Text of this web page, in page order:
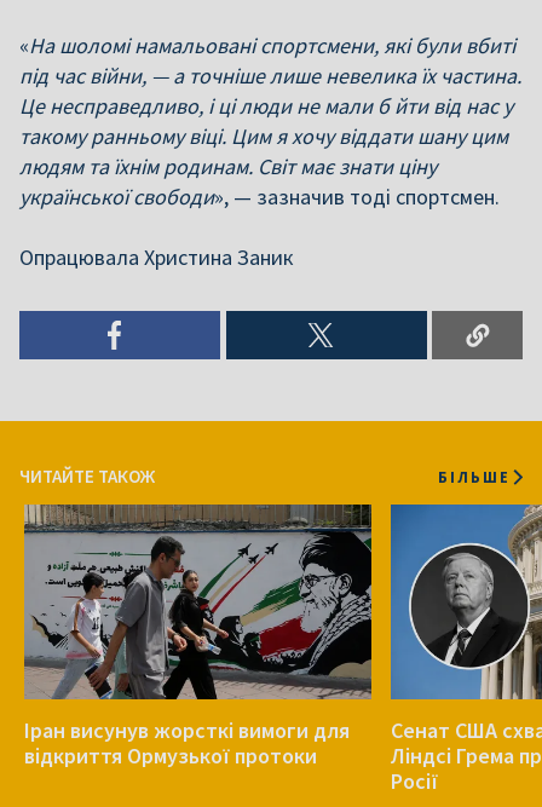
«На шоломі намальовані спортсмени, які були вбиті
під час війни, — а точніше лише невелика їх частина.
Це несправедливо, і ці люди не мали б йти від нас у
такому ранньому віці. Цим я хочу віддати шану цим
людям та їхнім родинам. Світ має знати ціну
української свободи», — зазначив тоді спортсмен.
Опрацювала Христина Заник
ЧИТАЙТЕ ТАКОЖ БІЛЬШЕ
Іран висунув жорсткі вимоги для
відкриття Ормузької протоки
Сенат США
Ліндсі Грема
Росії